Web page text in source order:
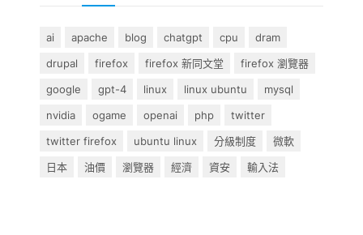
ai apache blog chatgpt cpu
dram
drupal
firefox firefox 新同文堂
firefox 瀏覽器
google
gpt-4 linux linux ubuntu
mysql
nvidia
ogame openai php
twitter
twitter firefox
ubuntu linux 分級制度
微軟
日本
油價 瀏覽器 經濟 資安 輸入法